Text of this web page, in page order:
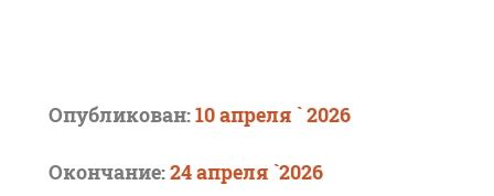
Опубликован:10 апреля ` 2026
Окончание:24 апреля `2026